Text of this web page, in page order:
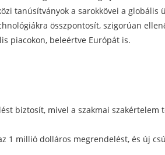
tanúsítványok a sarokkövei a globális
összpontosít, szigorúan
piacokon, beleértve Európát is.
biztosít, mivel a szakmai szakértelem
1 millió dolláros megrendelést, és új